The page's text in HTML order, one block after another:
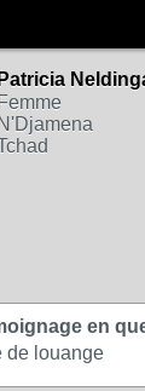
Patricia
Femme
N'Djamena
en
de louange